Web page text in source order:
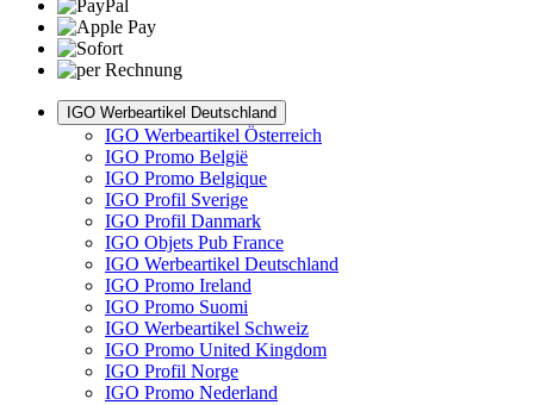
IGO Werbeartikel Deutschland
IGO Werbeartikel Österreich
IGO Promo België
IGO Promo Belgique
IGO Profil Sverige
IGO Profil Danmark
IGO Objets Pub France
IGO Werbeartikel Deutschland
IGO Promo Ireland
IGO Promo Suomi
IGO Werbeartikel Schweiz
IGO Promo United Kingdom
IGO Profil Norge
IGO Promo Nederland